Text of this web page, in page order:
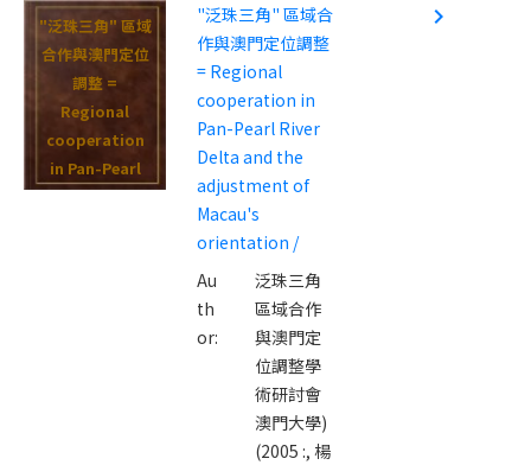
"泛珠三角" 區域
合作與澳門定位
調整 =
Regional
cooperation
in Pan-Pearl
River Delta
"泛珠三角" 區域合
作與澳門定位調整
= Regional
cooperation in
Pan-Pearl River
Delta and the
adjustment of
Macau's
orientation /
Au
th
or:
泛珠三角
區域合作
與澳門定
位調整學
術研討會
澳門大學)
(2005 :, 楊
navigate_next